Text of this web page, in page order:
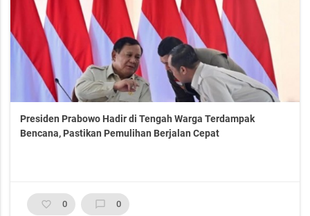
Presiden Prabowo Hadir di Tengah Warga Terdampak
Bencana, Pastikan Pemulihan Berjalan Cepat
favorite_border 0 chat_bubble_outline 0